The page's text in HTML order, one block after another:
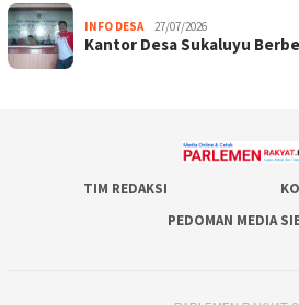
INFO DESA 27/07/2026
Kantor Desa Sukaluyu
TIM REDAKSI
PEDOMAN MEDIA